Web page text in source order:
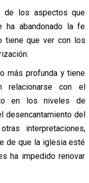
de los aspectos que
ha abandonado la fe
tiene que ver con los
más profunda y tiene
relacionarse con el
en los niveles de
desencantamiento del
interpretaciones,
de que la iglesia esté
ha impedido renovar